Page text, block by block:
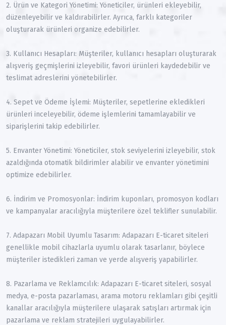
2. Ürün ve Kategori Yönetimi: Yöneticiler, ürünleri ekleyebilir,
düzenleyebilir ve kaldırabilirler. Ayrıca, farklı kategoriler
oluşturarak ürünleri organize edebilirler.
3. Kullanıcı Hesapları: Müşteriler, kullanıcı hesapları oluşturarak
alışveriş geçmişlerini izleyebilir, favori ürünleri kaydedebilir ve
teslimat adreslerini yönetebilirler.
4. Sepet ve Ödeme İşlemi: Müşteriler, sepetlerine ekledikleri
ürünleri inceleyebilir, ödeme işlemlerini tamamlayabilir ve
siparişlerini takip edebilirler.
5. Envanter Yönetimi: Yöneticiler, stok seviyelerini izleyebilir, stok
azaldığında otomatik bildirimler alabilir ve envanter yönetimini
optimize edebilirler.
6. İndirim ve Promosyonlar: İndirim kuponları, promosyon kodları
ve kampanyalar aracılığıyla müşterilere özel teklifler sunulabilir.
7. Adapazarı Mobil Uyumlu Tasarım: Adapazarı E-ticaret siteleri
genellikle mobil cihazlarla uyumlu olarak tasarlanır, böylece
müşteriler istedikleri zaman ve yerde alışveriş yapabilirler.
8. Pazarlama ve Reklamcılık: Adapazarı E-ticaret siteleri, sosyal
medya, e-posta pazarlaması, arama motoru reklamları gibi çeşitli
kanallar aracılığıyla müşterilere ulaşarak satışları artırmak için
pazarlama ve reklam stratejileri uygulayabilirler.